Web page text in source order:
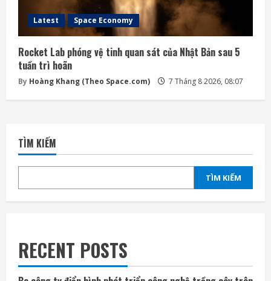
Latest Space Economy
Rocket Lab phóng vệ tinh quan sát của Nhật Bản sau 5
tuần trì hoãn
By Hoàng Khang (Theo Space.com) 7 Tháng 8 2026, 08:07
TÌM KIẾM
TÌM KIẾM
RECENT POSTS